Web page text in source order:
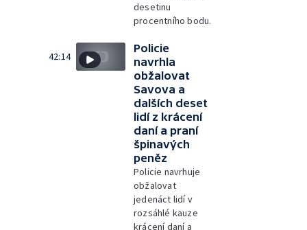
desetinu
procentního bodu.
42:14
Policie
navrhla
obžalovat
Savova a
dalších deset
lidí z krácení
daní a praní
špinavých
peněz
Policie navrhuje
obžalovat
jedenáct lidí v
rozsáhlé kauze
krácení daní a